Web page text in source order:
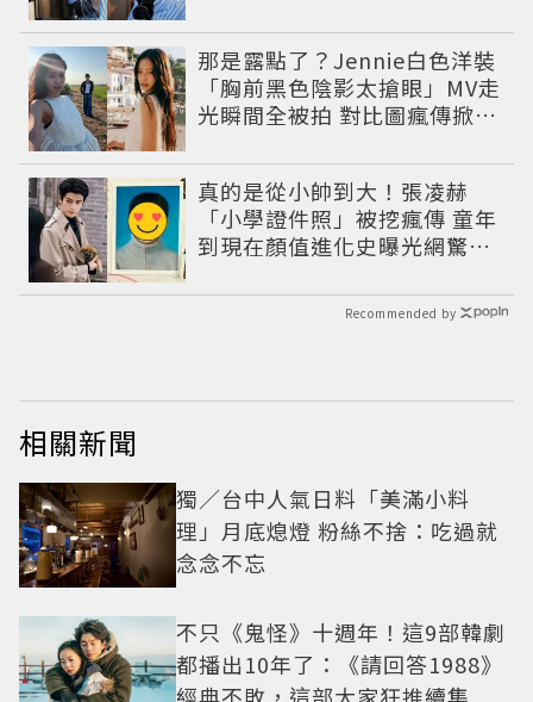
那是露點了？Jennie白色洋裝
「胸前黑色陰影太搶眼」MV走
光瞬間全被拍 對比圖瘋傳掀論
真的是從小帥到大！張凌赫
「小學證件照」被挖瘋傳 童年
到現在顏值進化史曝光網驚：
Recommended by
相關新聞
獨／台中人氣日料「美滿小料
理」月底熄燈 粉絲不捨：吃過就
念念不忘
不只《鬼怪》十週年！這9部韓劇
都播出10年了：《請回答1988》
經典不敗，這部大家狂推續集